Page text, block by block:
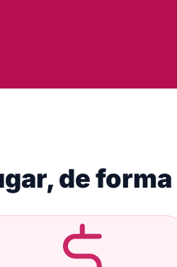
de forma